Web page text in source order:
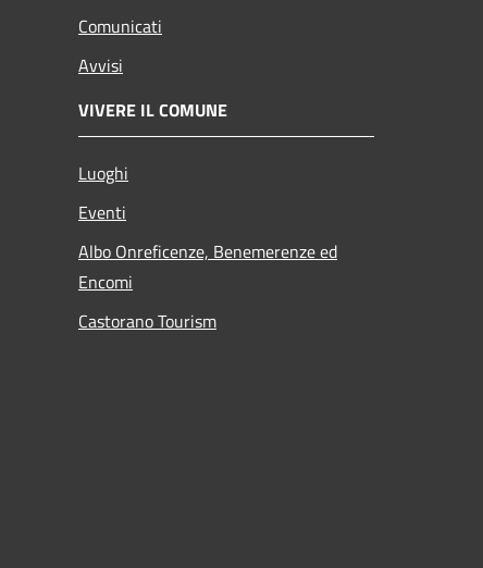
Comunicati
Avvisi
VIVERE IL COMUNE
Luoghi
Eventi
Albo Onreficenze, Benemerenze ed
Encomi
Castorano Tourism